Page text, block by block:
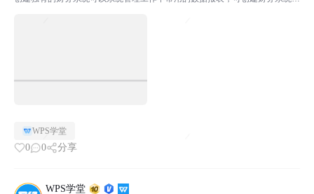
WPS学堂
0 0 分享
WPS学堂